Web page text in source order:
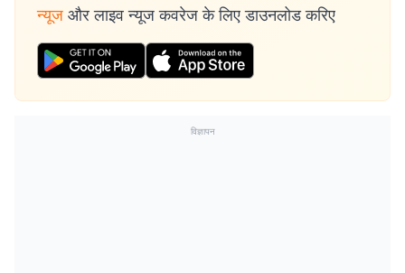
न्यूज और लाइव न्यूज कवरेज के लिए डाउनलोड करिए
विज्ञापन